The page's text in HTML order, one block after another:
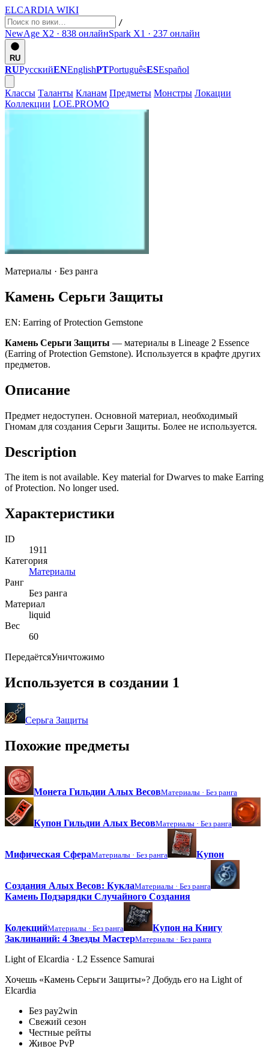
ELCARDIA WIKI
/
NewAge X2 · 838 онлайнSpark X1 · 237 онлайн
RU
RUРусскийENEnglishPTPortuguêsESEspañol
Классы Таланты Кланам Предметы Монстры Локации
Коллекции LOE.PROMO
Материалы · Без ранга
Камень Серьги Защиты
EN: Earring of Protection Gemstone
Камень Серьги Защиты — материалы в Lineage 2 Essence
(Earring of Protection Gemstone). Используется в крафте других
предметов.
Описание
Предмет недоступен. Основной материал, необходимый
Гномам для создания Серьги Защиты. Более не используется.
Description
The item is not available. Key material for Dwarves to make Earring
of Protection. No longer used.
Характеристики
ID
1911
Категория
Материалы
Ранг
Без ранга
Материал
liquid
Вес
60
ПередаётсяУничтожимо
Используется в создании 1
Серьга Защиты
Похожие предметы
Монета Гильдии Алых ВесовМатериалы · Без ранга
Купон Гильдии Алых ВесовМатериалы · Без ранга
Мифическая СфераМатериалы · Без ранга Купон
Создания Алых Весов: КуклаМатериалы · Без ранга
Камень Подзарядки Случайного Создания
КолекцийМатериалы · Без ранга
Купон на Книгу
Заклинаний: 4 Звезды МастерМатериалы · Без ранга
Light of Elcardia · L2 Essence Samurai
Хочешь «Камень Серьги Защиты»? Добудь его на Light of
Elcardia
Без pay2win
Свежий сезон
Честные рейты
Живое PvP